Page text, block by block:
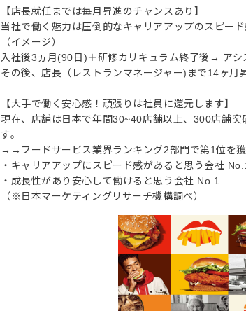
【店長就任までは毎月昇進のチャンスあり】
当社で働く魅力は圧倒的なキャリアアップのスピード
（イメージ）
入社後3ヵ月(90日)＋研修カリキュラム終了後→ ア
その後、店長（レストランマネージャー)まで14ヶ月
【大手で働く安心感！頑張りは社員に還元します】
現在、店舗は日本で年間30~40店舗以上、300店舗
す。
→→フードサービス業界ランキング2部門で第1位を獲
・キャリアアップにスピード感があると思う会社
・成長性があり安心して働けると思う会社 No.1
（※日本マーケティングリサーチ機構調べ）